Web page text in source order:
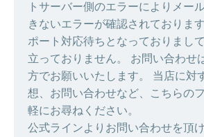
トサーバー側のエラーによりメー
きないエラーが確認されておりま
ポート対応待ちとなっておりまし
立っておりません。 お問い合わせ
方でお願いいたします。 当店に対
想、お問い合わせなど、こちらの
軽にお尋ねください。
公式ラインよりお問い合わせを頂